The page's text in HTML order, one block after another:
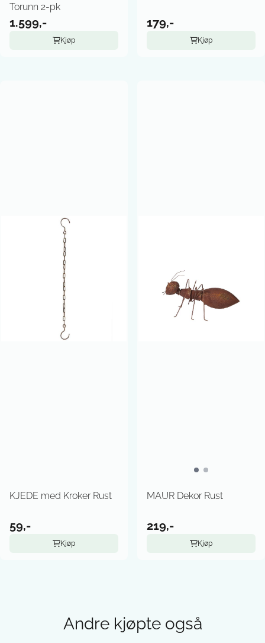
Torunn 2-pk
1.599,-
Kjøp
179,-
Kjøp
KJEDE med Kroker Rust
59,-
Kjøp
MAUR Dekor Rust
219,-
Kjøp
Andre kjøpte også